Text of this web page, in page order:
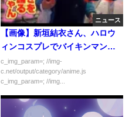
ニュース
【画像】新垣結衣さん、ハロウ
ィンコスプレでバイキンマンに
変身
c_img_param=; //img-
c.net/output/category/anime.js
c_img_param=; //img...